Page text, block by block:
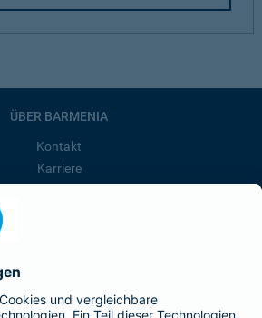
ÜBER BARMENIA
Kontakt
Karriere
ist Teil der BarmeniaGothaer